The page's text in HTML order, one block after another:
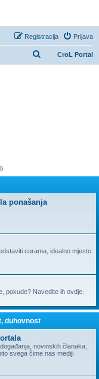
Prijava
Registracija
CroL Portal
ponašanja
curama, idealno mjesto
pokude? Navedite ih ovdje.
duhovnost
novinskih članaka,
svega čime nas mediji